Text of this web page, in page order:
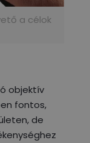
a célok
objektív
fontos,
de